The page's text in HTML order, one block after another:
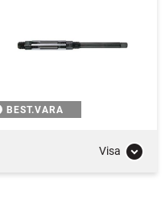
BEST.VARA
Visa